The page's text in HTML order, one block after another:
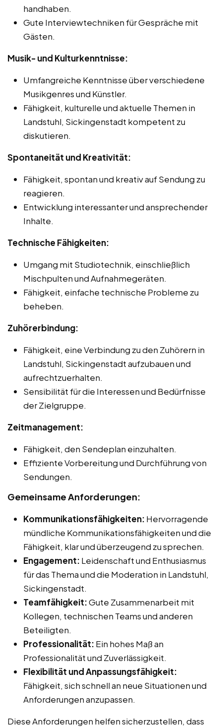
handhaben.
Gute Interviewtechniken für Gespräche mit
Gästen.
Musik- und Kulturkenntnisse:
Umfangreiche Kenntnisse über verschiedene
Musikgenres und Künstler.
Fähigkeit, kulturelle und aktuelle Themen in
Landstuhl, Sickingenstadt kompetent zu
diskutieren.
Spontaneität und Kreativität:
Fähigkeit, spontan und kreativ auf Sendung zu
reagieren.
Entwicklung interessanter und ansprechender
Inhalte.
Technische Fähigkeiten:
Umgang mit Studiotechnik, einschließlich
Mischpulten und Aufnahmegeräten.
Fähigkeit, einfache technische Probleme zu
beheben.
Zuhörerbindung:
Fähigkeit, eine Verbindung zu den Zuhörern in
Landstuhl, Sickingenstadt aufzubauen und
aufrechtzuerhalten.
Sensibilität für die Interessen und Bedürfnisse
der Zielgruppe.
Zeitmanagement:
Fähigkeit, den Sendeplan einzuhalten.
Effiziente Vorbereitung und Durchführung von
Sendungen.
Gemeinsame Anforderungen:
Kommunikationsfähigkeiten: Hervorragende
mündliche Kommunikationsfähigkeiten und die
Fähigkeit, klar und überzeugend zu sprechen.
Engagement: Leidenschaft und Enthusiasmus
für das Thema und die Moderation in Landstuhl,
Sickingenstadt.
Teamfähigkeit:Gute Zusammenarbeit mit
Kollegen, technischen Teams und anderen
Beteiligten.
Professionalität: Ein hohes Maß an
Professionalität und Zuverlässigkeit.
Flexibilität und Anpassungsfähigkeit:
Fähigkeit, sich schnell an neue Situationen und
Anforderungen anzupassen.
Diese Anforderungen helfen sicherzustellen, dass